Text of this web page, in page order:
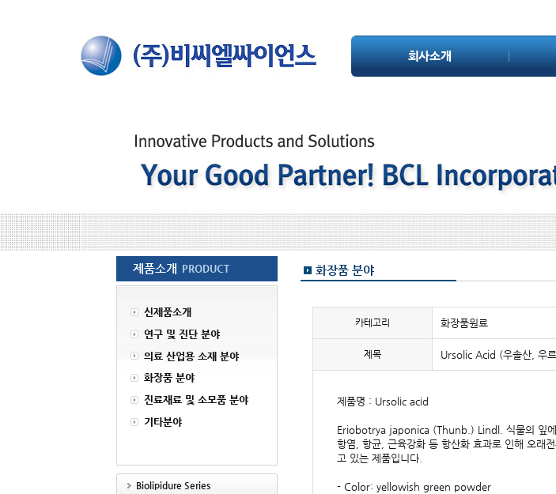
회사소개
제품소개 PRODUCT
신제품소개
연구 및 진단 분야
의료 산업용 소재 분야
화장품 분야
진료재료 및 소모품 분야
기타분야
Biolipidure Series
화장품 분야
카테고리 화장품원료
제목 Ursolic Acid (우솔산, 우
제품명 : Ursolic acid
Eriobotrya japonica (Thunb.) Lindl. 식물의 잎에
항염, 항균, 근육강화 등 항산화 효과로 인해 오래
고 있는 제품입니다.
- Color: yellowish green powder